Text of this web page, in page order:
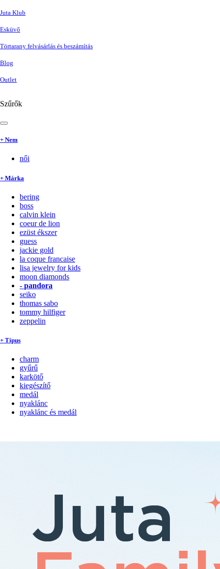
Juta Klub
Esküvő
Törtarany felvásárlás és beszámítás
Blog
Outlet
Szűrők
+ Nem
női
+ Márka
bering
boss
calvin klein
coeur de lion
ezüst ékszer
guess
jackie gold
la coque francaise
lisa jewelry for kids
moon diamonds
- pandora
seiko
thomas sabo
tommy hilfiger
zeppelin
+ Típus
charm
gyűrű
karkötő
kiegészítő
medál
nyaklánc
nyaklánc és medál